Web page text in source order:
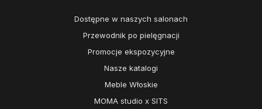
Dostępne w naszych salonach
Przewodnik po pielęgnacji
Promocje ekspozycyjne
Nasze katalogi
Meble Włoskie
MOMA studio x SITS